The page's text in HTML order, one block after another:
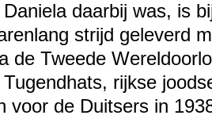
daarbij was, is
strijd geleverd
de Tweede
rijkse
voor de Duitsers in